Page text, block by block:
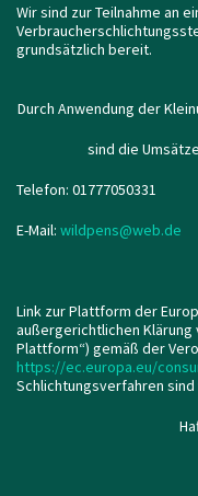
Wir sind zur Teilnahme an
grundsätzlich bereit.
Durch Anwendung der
sind die
Telefon: 01777050331
E-Mail: wildpens@web.de
Link zur Plattform der
außergerichtlichen
Plattform“) gemäß der
https://ec.europa.eu/
Schlichtungsverfahren